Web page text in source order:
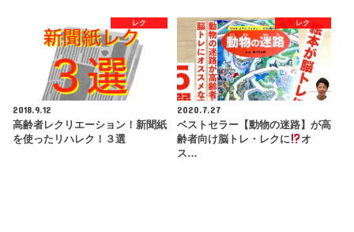
レク
2018.9.12
高齢者レクリエーション！新聞紙
を使ったリハレク！３選
レク
2020.7.27
ベストセラー【動物の迷路】が高
齢者向け脳トレ・レクに
オ
ス…